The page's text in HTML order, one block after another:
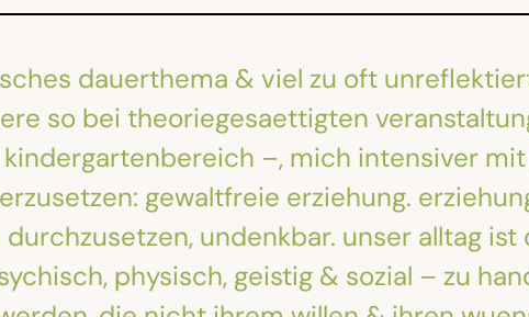
dauerthema & viel zu oft
so bei theoriegesaettigten
–, mich intensiver
gewaltfreie erziehung.
undenkbar. unser alltag
physisch, geistig & sozial – zu